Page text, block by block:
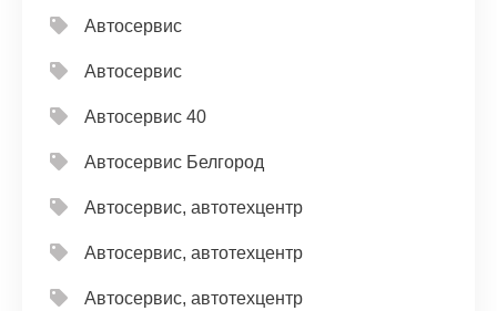
Автосервис
Автосервис
Автосервис 40
Автосервис Белгород
Автосервис, автотехцентр
Автосервис, автотехцентр
Автосервис, автотехцентр